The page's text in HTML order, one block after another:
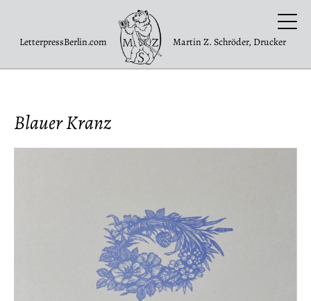
LetterpressBerlin.com Martin Z. Schröder, Drucker
Blauer Kranz